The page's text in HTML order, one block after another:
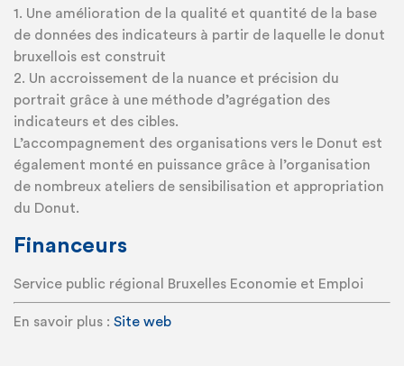
1. Une amélioration de la qualité et quantité de la base
de données des indicateurs à partir de laquelle le donut
bruxellois est construit
2. Un accroissement de la nuance et précision du
portrait grâce à une méthode d’agrégation des
indicateurs et des cibles.
L’accompagnement des organisations vers le Donut est
également monté en puissance grâce à l’organisation
de nombreux ateliers de sensibilisation et appropriation
du Donut.
Financeurs
Service public régional Bruxelles Economie et Emploi
En savoir plus : Site web